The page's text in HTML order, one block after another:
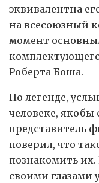
эквивалентна
на всесоюзный
момент
Роберта Боша.
По легенде,
человеке, якобы
представитель
поверил, что
познакомить
своими глазами